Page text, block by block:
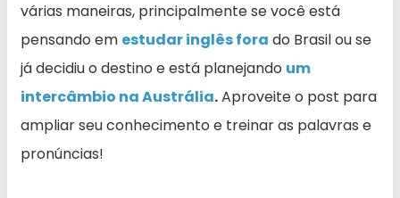
várias maneiras, principalmente se você está
pensando em estudar inglês fora do Brasil ou se
já decidiu o destino e está planejando um
intercâmbio na Austrália.Aproveite o post para
ampliar seu conhecimento e treinar as palavras e
pronúncias!